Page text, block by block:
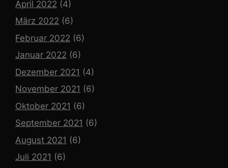
April 2022 (4)
März 2022 (6)
Februar 2022 (6)
Januar 2022 (6)
Dezember 2021 (4)
November 2021 (6)
Oktober 2021 (6)
September 2021 (6)
August 2021 (6)
Juli 2021 (6)